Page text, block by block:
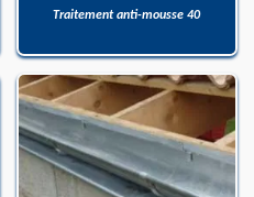
Traitement anti-mousse 40